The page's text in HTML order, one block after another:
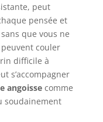
peut
pensée et
que vous ne
couler
difficile à
s’accompagner
angoissecomme
soudainement